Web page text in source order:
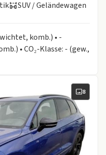
SUV / Geländewagen
komb.) • -
• CO₂-Klasse: - (gew.,
8